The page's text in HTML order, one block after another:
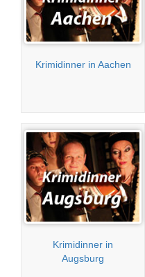
Krimidinner in Aachen
Krimidinner in
Augsburg